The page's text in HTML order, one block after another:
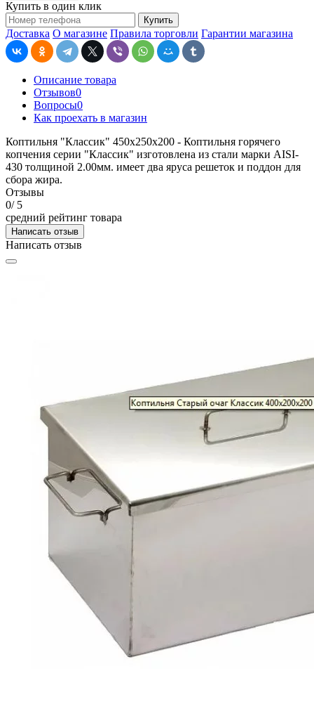
Купить в один клик
Купить
Доставка О магазине Правила торговли Гарантии магазина
Описание товара
Отзывов0
Вопросы0
Как проехать в магазин
Коптильня "Классик" 450х250х200 - Коптильня горячего
копчения серии "Классик" изготовлена из стали марки AISI-
430 толщиной 2.00мм. имеет два яруса решеток и поддон для
сбора жира.
Отзывы
0/ 5
средний рейтинг товара
Написать отзыв
Написать отзыв